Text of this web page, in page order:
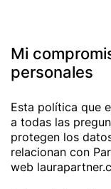
Mi
personales
Esta política que
a todas las
protegen los
relacionan con
web